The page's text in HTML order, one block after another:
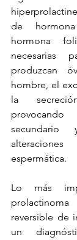
de
hormona
necesarias
produzcan
hombre, el
la
secundario
espermática.
Lo más
reversible de
un